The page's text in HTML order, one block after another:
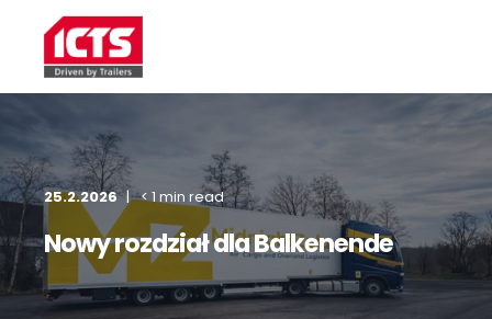
25.2.2026 < 1 min read
Nowy rozdział dla Balkenende